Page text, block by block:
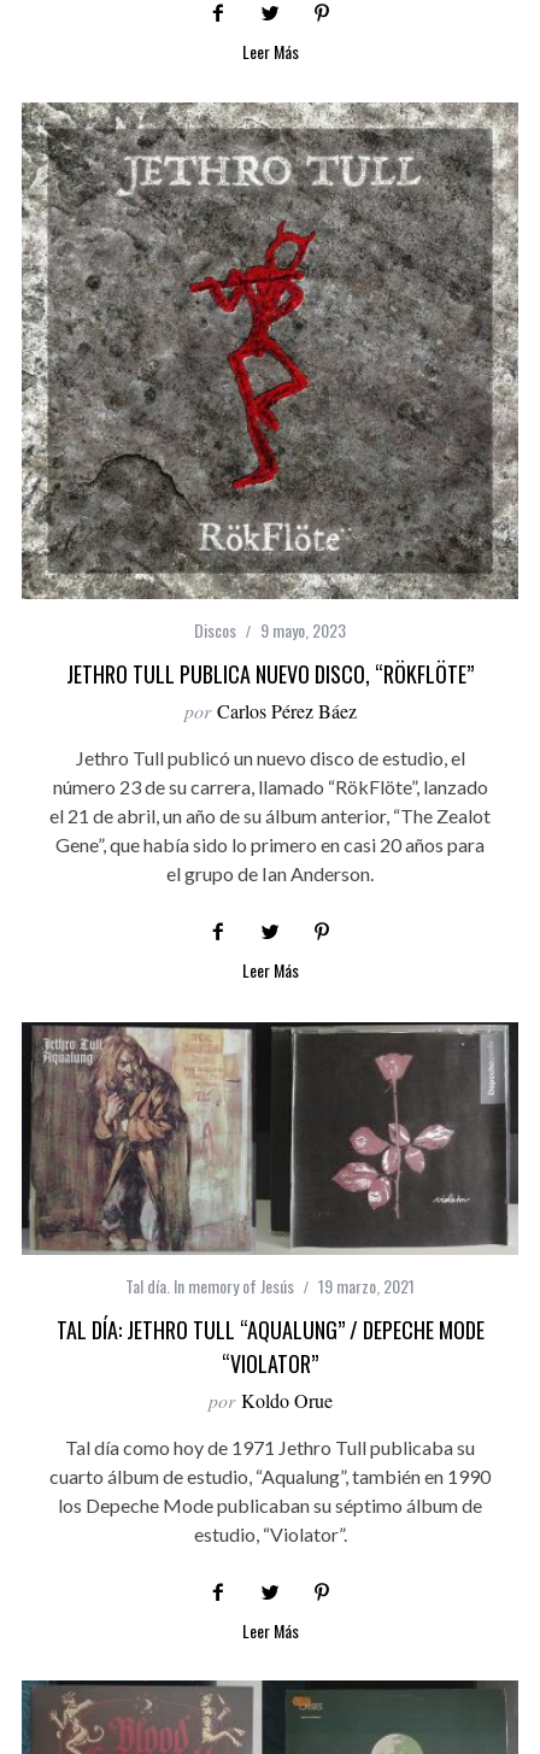
Leer Más
Discos 9 mayo, 2023
JETHRO TULL PUBLICA NUEVO DISCO, “RÖKFLÖTE”
por Carlos Pérez Báez
Jethro Tull publicó un nuevo disco de estudio, el
número 23 de su carrera, llamado “RökFlöte”, lanzado
el 21 de abril, un año de su álbum anterior, “The Zealot
Gene”, que había sido lo primero en casi 20 años para
el grupo de Ian Anderson.
Leer Más
Tal día. In memory of Jesús 19 marzo, 2021
TAL DÍA: JETHRO TULL “AQUALUNG” / DEPECHE MODE
“VIOLATOR”
por Koldo Orue
Tal día como hoy de 1971 Jethro Tull publicaba su
cuarto álbum de estudio, “Aqualung”, también en 1990
los Depeche Mode publicaban su séptimo álbum de
estudio, “Violator”.
Leer Más